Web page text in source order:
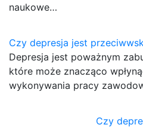
naukowe…
Czy depresja jest
Depresja jest poważnym
które może znacząco
wykonywania pracy
Czy